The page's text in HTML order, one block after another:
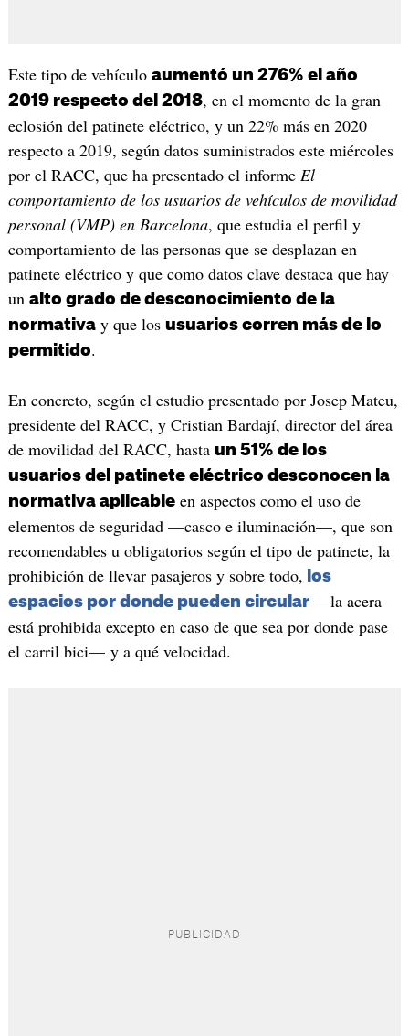
Este tipo de vehículo aumentó un 276% el año
2019 respecto del 2018, en el momento de la gran
eclosión del patinete eléctrico, y un 22% más en 2020
respecto a 2019, según datos suministrados este miércoles
por el RACC, que ha presentado el informe El
comportamiento de los usuarios de vehículos de movilidad
personal (VMP) en Barcelona, que estudia el perfil y
comportamiento de las personas que se desplazan en
patinete eléctrico y que como datos clave destaca que hay
un alto grado de desconocimiento de la
normativay que los usuarios corren más de lo
permitido.
En concreto, según el estudio presentado por Josep Mateu,
presidente del RACC, y Cristian Bardají, director del área
de movilidad del RACC, hasta un 51% de los
usuarios del patinete eléctrico desconocen la
normativa aplicableen aspectos como el uso de
elementos de seguridad —casco e iluminación—, que son
recomendables u obligatorios según el tipo de patinete, la
prohibición de llevar pasajeros y sobre todo,
los
espacios por donde pueden circular—la acera
está prohibida excepto en caso de que sea por donde pase
el carril bici— y a qué velocidad.